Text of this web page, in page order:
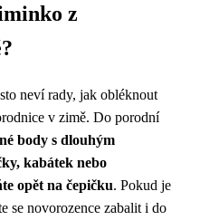
z
neví rady, jak obléknout
v zimě. Do porodní
body s dlouhým
kabátek nebo
opět na čepičku. Pokud je
se novorozence zabalit i do